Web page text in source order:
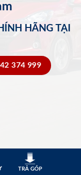
HÃNG TẠI
374 999
TRẢ GÓP